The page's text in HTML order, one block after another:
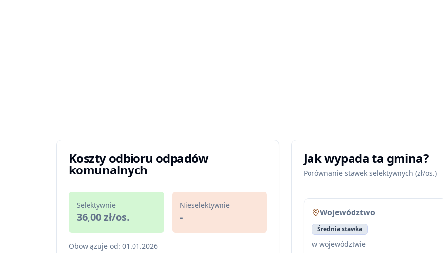
Koszty odbioru odpadów
komunalnych
Selektywnie
36,00 zł/os.
Nieselektywnie
-
Obowiązuje od: 01.01.2026
Jak wypada ta gmina?
Porównanie stawek selektywnych (zł/os.)
Województwo
Średnia stawka
w województwie